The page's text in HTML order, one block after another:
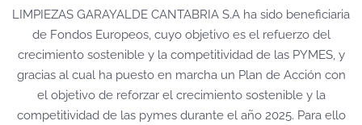
LIMPIEZAS GARAYALDE CANTABRIA S.A ha sido beneficiaria
de Fondos Europeos, cuyo objetivo es el refuerzo del
crecimiento sostenible y la competitividad de las PYMES, y
gracias al cual ha puesto en marcha un Plan de Acción con
el objetivo de reforzar el crecimiento sostenible y la
competitividad de las pymes durante el año 2025. Para ello